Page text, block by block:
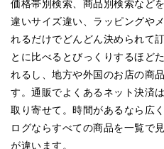
価格帯別検索、商品別検索など
違いサイズ違い、ラッピングや
れるだけでどんどん決められて
とに比べるとびっくりするほど
れるし、地方や外国のお店の商
す。通販でよくあるネット決済
取り寄せて。時間があるなら広
ログならすべての商品を一覧で
が違います。